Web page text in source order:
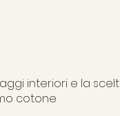
interiori e la
cotone